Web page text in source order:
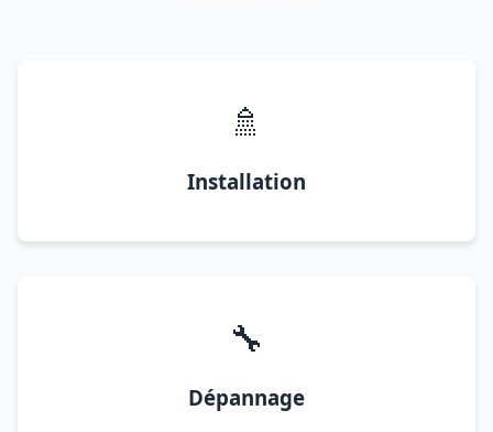
🚿
Installation
🔧
Dépannage